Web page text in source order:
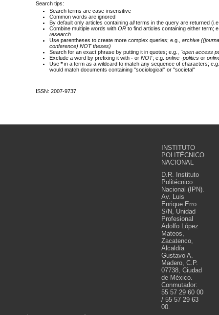
Search tips:
Search terms are case-insensitive
Common words are ignored
By default only articles containing allterms in the query are returned
Combine multiple words with OR to find articles containing either term;
research
Use parentheses to create more complex queries; e.g., archive
conference) NOT theses)
Search for an exact phrase by putting it in quotes; e.g., "open access
Exclude a word by prefixing it with - or NOT; e.g. online -politics or
Use *in a term as a wildcard to match any sequence of characters;
would match documents containing "sociological" or "societal"
ISSN: 2007-9737
INSTITUTO
POLITÉCNICO
NACIONAL
D.R. Instituto
Politécnico
Nacional (IPN).
Av. Luis
Enrique Erro
S/N, Unidad
Profesional
Adolfo López
Mateos,
Zacatenco,
Alcaldía
Gustavo A.
Madero, C.P.
07738, Ciudad
de México.
Conmutador:
55 57 29 60 00
/ 55 57 29 63
00.